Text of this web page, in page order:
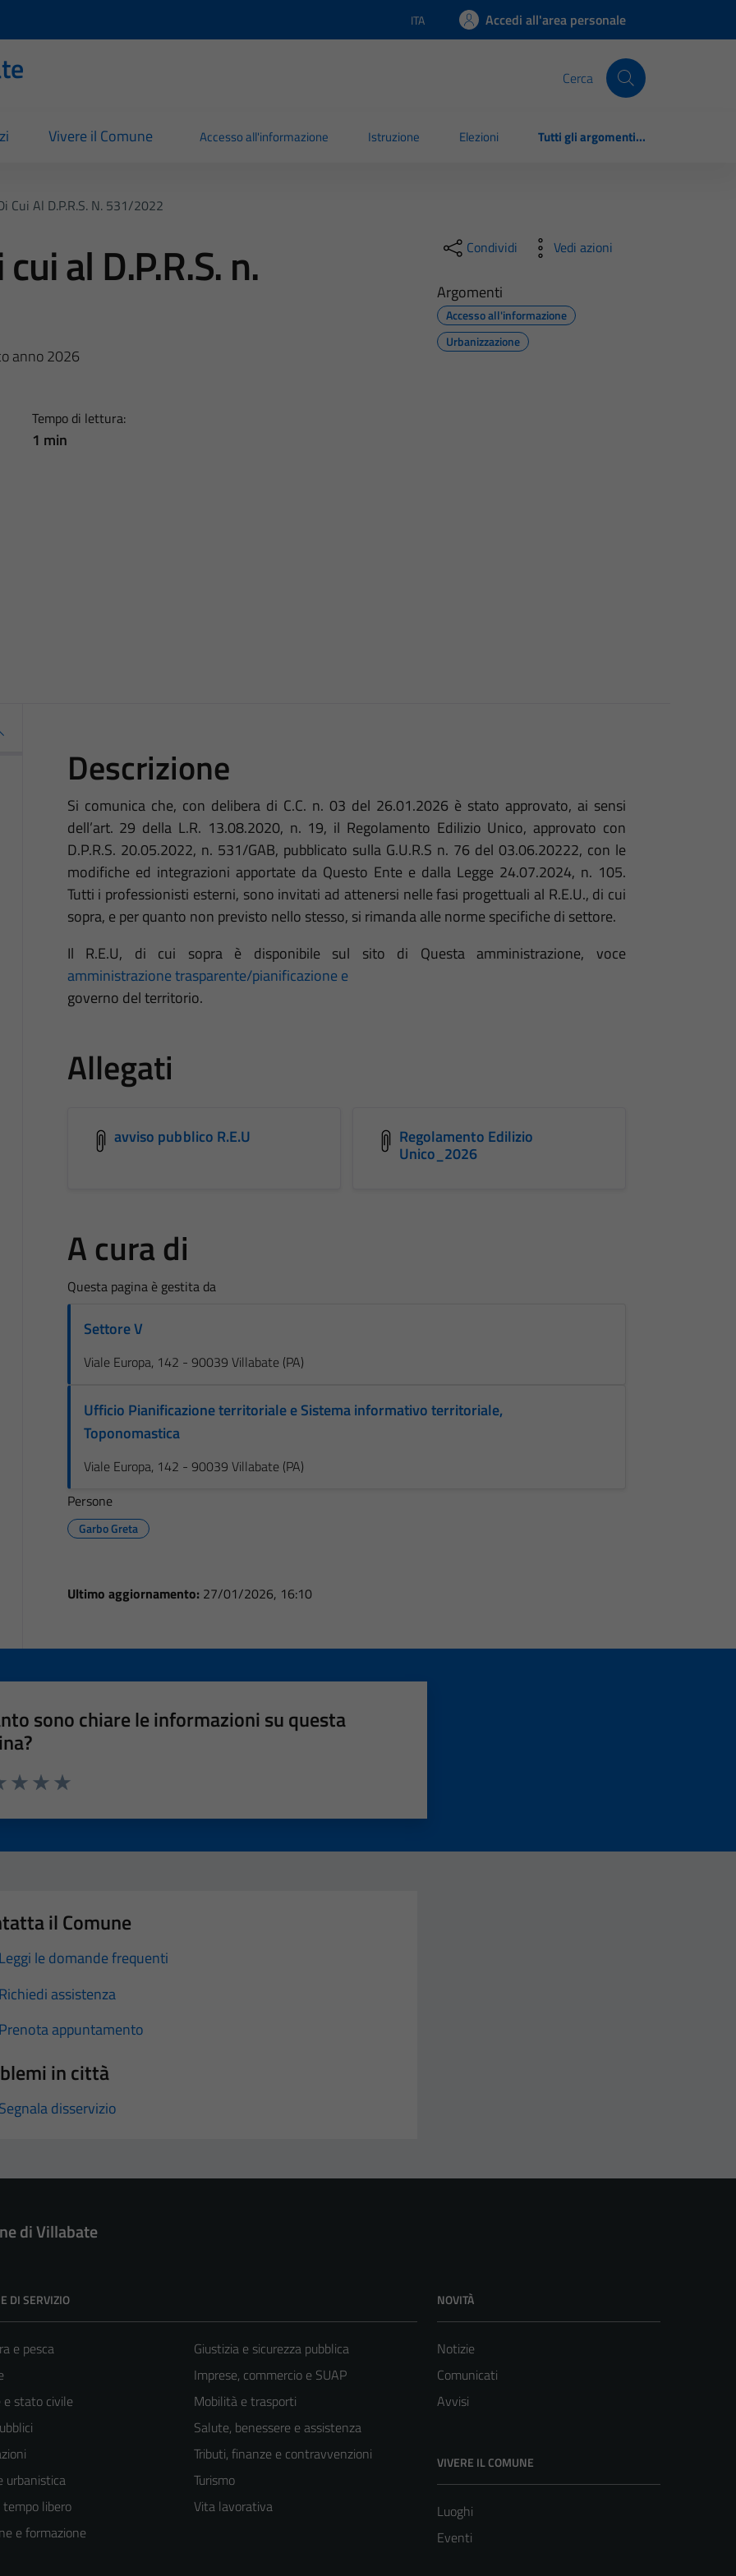
Lingua attiva:
ITA Accedi all'area personale
Cerca
Vivere il Comune Accesso all'informazione Istruzione Elezioni Tutti gli argomenti...
Cui Al D.P.R.S. N. 531/2022
al D.P.R.S. n.
anno 2026
Tempo di lettura:
1 min
Condividi Vedi azioni
Argomenti
Accesso all'informazione
Urbanizzazione
Descrizione
Si comunica che, con delibera di C.C. n. 03 del 26.01.2026 è stato approvato, ai sensi
dell’art. 29 della L.R. 13.08.2020, n. 19, il Regolamento Edilizio Unico, approvato con
D.P.R.S. 20.05.2022, n. 531/GAB, pubblicato sulla G.U.R.S n. 76 del 03.06.20222, con le
modifiche ed integrazioni apportate da Questo Ente e dalla Legge 24.07.2024, n. 105.
Tutti i professionisti esterni, sono invitati ad attenersi nelle fasi progettuali al R.E.U., di cui
sopra, e per quanto non previsto nello stesso, si rimanda alle norme specifiche di settore.
Il R.E.U, di cui sopra è disponibile sul sito di Questa amministrazione, voce
amministrazione trasparente/pianificazione e
governo del territorio.
Allegati
avviso pubblico R.E.U Regolamento Edilizio
Unico_2026
A cura di
Questa pagina è gestita da
Settore V
Viale Europa, 142 - 90039 Villabate (PA)
Ufficio Pianificazione territoriale e Sistema informativo territoriale,
Toponomastica
Viale Europa, 142 - 90039 Villabate (PA)
Persone
Garbo Greta
Ultimo aggiornamento: 27/01/2026, 16:10
sono chiare le informazioni su questa
il Comune
Leggi le domande frequenti
Richiedi assistenza
Prenota appuntamento
in città
Segnala disservizio
di Villabate
DI SERVIZIO
e pesca
e stato civile
urbanistica
libero
e formazione
Giustizia e sicurezza pubblica
Imprese, commercio e SUAP
Mobilità e trasporti
Salute, benessere e assistenza
Tributi, finanze e contravvenzioni
Turismo
Vita lavorativa
NOVITÀ
Notizie
Comunicati
Avvisi
VIVERE IL COMUNE
Luoghi
Eventi